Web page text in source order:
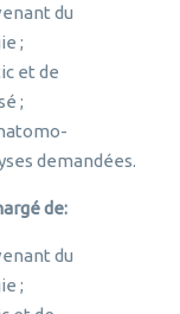
du
;
et de
;
demandées.
de:
du
;